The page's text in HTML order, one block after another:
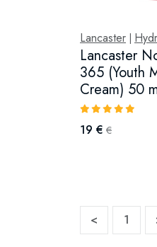
Lancaster
Lancaster
365 (Youth
Cream) 50
19 € €
< 1